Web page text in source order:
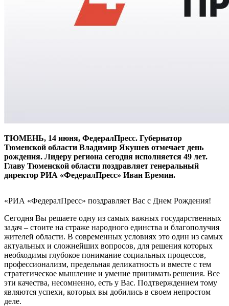
ТЮМЕНЬ, 14 июня, ФедералПресс. Губернатор
Тюменской области Владимир Якушев отмечает день
рождения. Лидеру региона сегодня исполняется 49 лет.
Главу Тюменской области поздравляет генеральный
директор РИА «ФедералПресс» Иван Еремин.
«РИА «ФедералПресс» поздравляет Вас с Днем Рождения!
Сегодня Вы решаете одну из самых важных государственных
задач – стоите на страже народного единства и благополучия
жителей области. В современных условиях это один из самых
актуальных и сложнейших вопросов, для решения которых
необходимы глубокое понимание социальных процессов,
профессионализм, предельная деликатность и вместе с тем
стратегическое мышление и умение принимать решения. Все
эти качества, несомненно, есть у Вас. Подтверждением тому
являются успехи, которых вы добились в своем непростом
деле.